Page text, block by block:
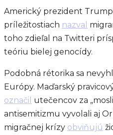
Americký prezident
príležitostiach nazval
toho zdieľal na Twitteri
teóriu bielej genocídy.
Podobná rétorika sa
Európy. Maďarský
označil utečencov za
antisemitizmu vyvolali aj
migračnej krízy obviňujú